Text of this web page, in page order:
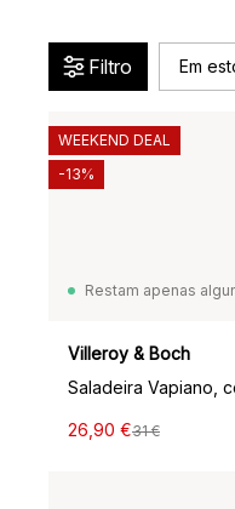
Filtro Em
Restam apenas
Villeroy & Boch
Saladeira Vapiano,
26,90 €31 €
WEEKEND DEAL
-13%